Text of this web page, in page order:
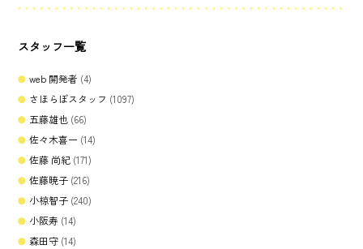
スタッフ一覧
web 開発者 (4)
さほらぼスタッフ (1097)
五藤雄也 (66)
佐々木喜一 (14)
佐藤 尚紀 (171)
佐藤暁子 (216)
小椋智子 (240)
小阪寿 (14)
森田守 (14)